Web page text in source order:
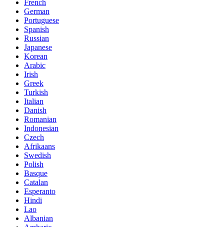
French
German
Portuguese
Spanish
Russian
Japanese
Korean
Arabic
Irish
Greek
Turkish
Italian
Danish
Romanian
Indonesian
Czech
Afrikaans
Swedish
Polish
Basque
Catalan
Esperanto
Hindi
Lao
Albanian